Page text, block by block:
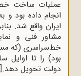
عملیات ساخت
انجام داده بود و
ایران واقع شد.
مشاور فنی و
خط‌سراسری (که
دولت تحویل دهد.[38]